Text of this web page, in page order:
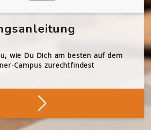
wie Du Dich am besten auf dem
Campus zurechtfindest